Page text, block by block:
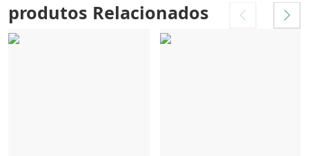
produtos Relacionados